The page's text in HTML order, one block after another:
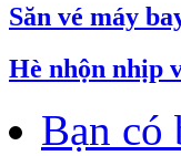
Săn vé máy
Hè nhộn nhịp
Bạn có